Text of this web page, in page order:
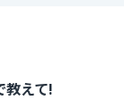
教えて!